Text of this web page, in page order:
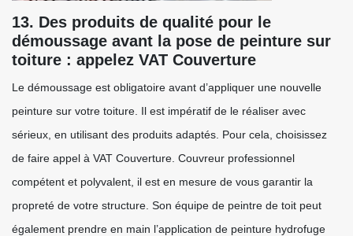
13. Des produits de qualité pour le
démoussage avant la pose de peinture sur
toiture : appelez VAT Couverture
Le démoussage est obligatoire avant d’appliquer une nouvelle
peinture sur votre toiture. Il est impératif de le réaliser avec
sérieux, en utilisant des produits adaptés. Pour cela, choisissez
de faire appel à VAT Couverture. Couvreur professionnel
compétent et polyvalent, il est en mesure de vous garantir la
propreté de votre structure. Son équipe de peintre de toit peut
également prendre en main l’application de peinture hydrofuge